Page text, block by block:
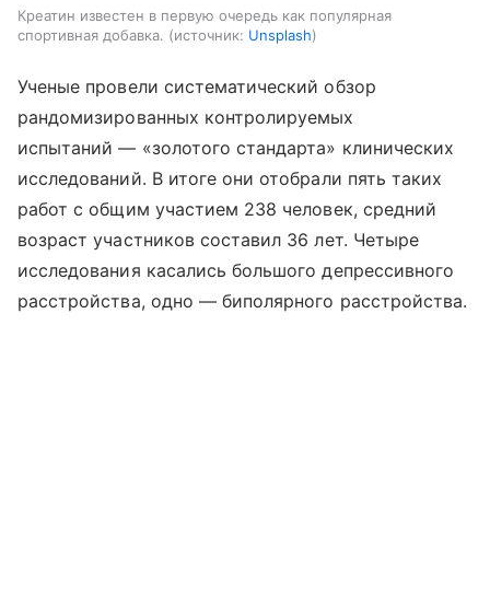
Креатин известен в первую очередь как популярная
спортивная добавка.
источник: Unsplash
Ученые провели систематический обзор
рандомизированных контролируемых
испытаний — «золотого стандарта» клинических
исследований. В итоге они отобрали пять таких
работ с общим участием 238 человек, средний
возраст участников составил 36 лет. Четыре
исследования касались большого депрессивного
расстройства, одно — биполярного расстройства.